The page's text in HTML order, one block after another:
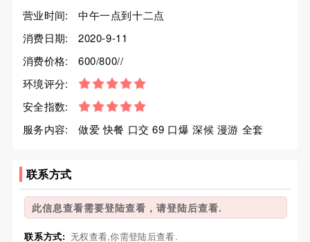
营业时间:
中午一点到十二点
消费日期:
2020-9-11
消费价格:
600/800//
环境评分:
安全指数:
服务内容:
做爱 快餐 口交 69 口爆 深候 漫游 全套
联系方式
此信息查看需要登陆查看，请登陆后查看.
联系方式: 无权查看,你需登陆后查看.